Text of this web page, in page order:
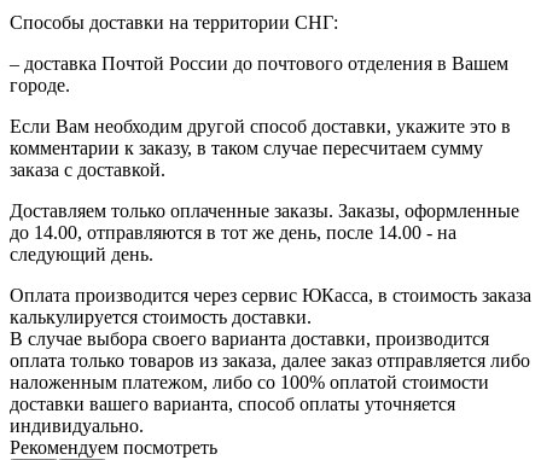
Способы доставки на территории СНГ:
– доставка Почтой России до почтового отделения в Вашем
городе.
Если Вам необходим другой способ доставки, укажите это в
комментарии к заказу, в таком случае пересчитаем сумму
заказа с доставкой.
Доставляем только оплаченные заказы. Заказы, оформленные
до 14.00, отправляются в тот же день, после 14.00 - на
следующий день.
Оплата производится через сервис ЮКасса, в стоимость заказа
калькулируется стоимость доставки.
В случае выбора своего варианта доставки, производится
оплата только товаров из заказа, далее заказ отправляется либо
наложенным платежом, либо со 100% оплатой стоимости
доставки вашего варианта, способ оплаты уточняется
индивидуально.
Рекомендуем посмотреть